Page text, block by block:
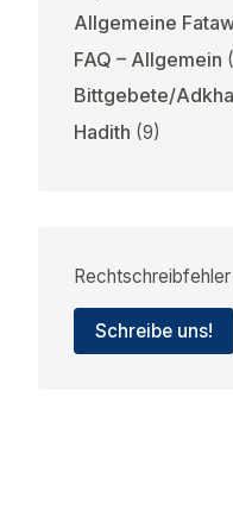
Allgemeine
FAQ – Allgemein
Bittgebete/
Hadith (9)
Schreibe uns!